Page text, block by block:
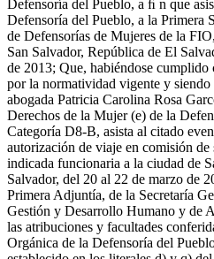
Defensoría del Pueblo, a ﬁ n que
Defensoría del Pueblo, a la Primera
de Defensorías de Mujeres de la
San Salvador, República de El
de 2013; Que, habiéndose
por la normatividad vigente y
abogada Patricia Carolina Rosa
Derechos de la Mujer (e) de la
Categoría D8-B, asista al citado
autorización de viaje en comisión de
indicada funcionaria a la ciudad de
Salvador, del 20 al 22 de marzo de
Primera Adjuntía, de la Secretaría
Gestión y Desarrollo Humano y de
las atribuciones y facultades
Orgánica de la Defensoría del